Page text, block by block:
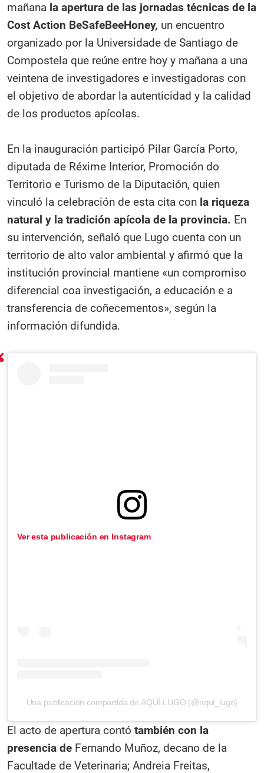
mañana la apertura de las jornadas técnicas de la
Cost Action BeSafeBeeHoney, un encuentro
organizado por la Universidade de Santiago de
Compostela que reúne entre hoy y mañana a una
veintena de investigadores e investigadoras con
el objetivo de abordar la autenticidad y la calidad
de los productos apícolas.
En la inauguración participó Pilar García Porto,
diputada de Réxime Interior, Promoción do
Territorio e Turismo de la Diputación, quien
vinculó la celebración de esta cita con la riqueza
natural y la tradición apícola de la provincia. En
su intervención, señaló que Lugo cuenta con un
territorio de alto valor ambiental y afirmó que la
institución provincial mantiene «un compromiso
diferencial coa investigación, a educación e a
transferencia de coñecementos», según la
información difundida.
Ver esta publicación en Instagram
Una publicación compartida de AQUÍ LUGO (@aqui_lugo)
El acto de apertura contó también con la
presencia de Fernando Muñoz, decano de la
Facultade de Veterinaria; Andreia Freitas,